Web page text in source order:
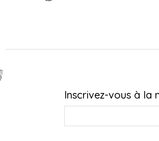
Inscrivez-vous à la